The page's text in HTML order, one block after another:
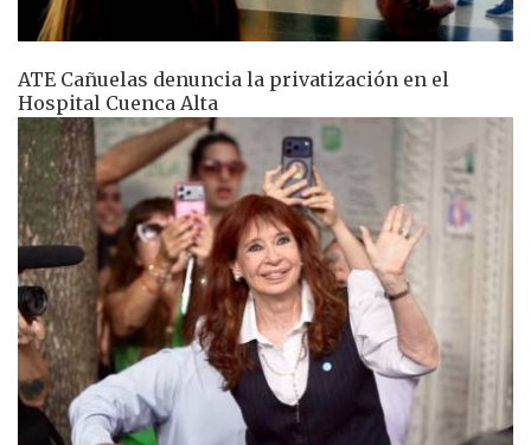
ATE Cañuelas denuncia la privatización en el
Hospital Cuenca Alta